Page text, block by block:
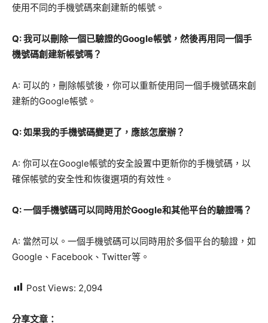
使用不同的手機號碼來創建新的帳號。
Q: 我可以刪除一個已驗證的Google帳號，然後再用同一個手
機號碼創建新帳號嗎？
A: 可以的，刪除帳號後，你可以重新使用同一個手機號碼來創
建新的Google帳號。
Q: 如果我的手機號碼變更了，應該怎麼辦？
A: 你可以在Google帳號的安全設置中更新你的手機號碼，以
確保帳號的安全性和恢復選項的有效性。
Q: 一個手機號碼可以同時用於Google和其他平台的驗證嗎？
A: 當然可以。一個手機號碼可以同時用於多個平台的驗證，如
Google、Facebook、Twitter等。
Post Views: 2,094
分享文章：